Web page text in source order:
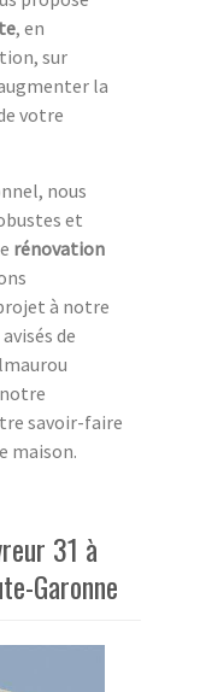
, en
sur
la
votre
nous
et
rénovation
à notre
de
savoir-faire
maison.
31 à
Garonne